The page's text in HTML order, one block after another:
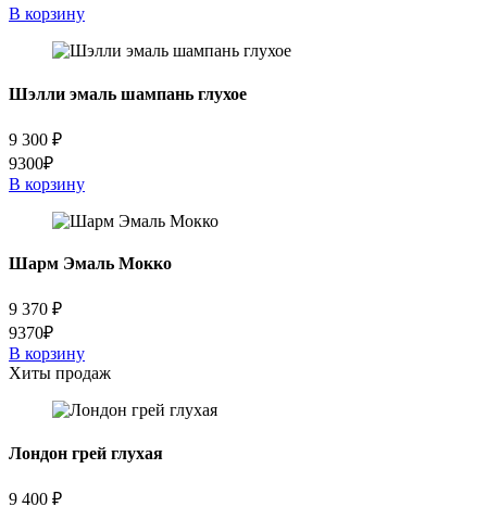
В корзину
Шэлли эмаль шампань глухое
9 300 ₽
9300₽
В корзину
Шарм Эмаль Мокко
9 370 ₽
9370₽
В корзину
Хиты продаж
Лондон грей глухая
9 400 ₽